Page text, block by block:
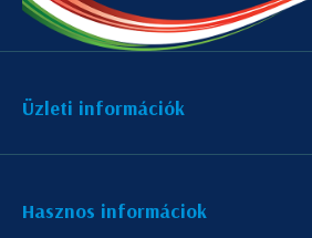
Üzleti információk
Hasznos informáciok